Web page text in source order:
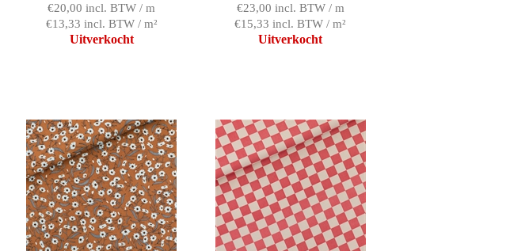
€20,00 incl. BTW / m
€13,33 incl. BTW / m²
Uitverkocht
€23,00 incl. BTW / m
€15,33 incl. BTW / m²
Uitverkocht